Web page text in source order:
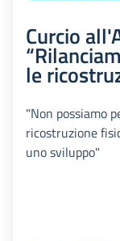
Curcio
le
"Non possiamo
ricostruzione
uno sviluppo"